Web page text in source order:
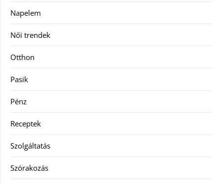
Napelem
Női trendek
Otthon
Pasik
Pénz
Receptek
Szolgáltatás
Szórakozás